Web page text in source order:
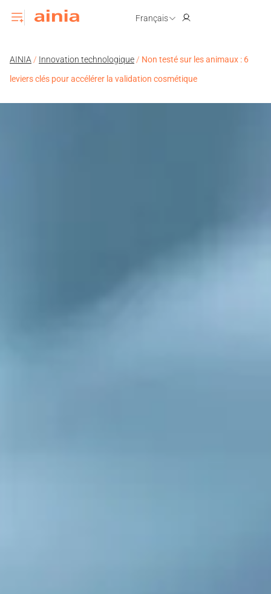
Français
AINIA / Innovation technologique / Non testé sur les animaux : 6
leviers clés pour accélérer la validation cosmétique